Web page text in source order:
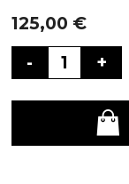
125,00 €
-
+